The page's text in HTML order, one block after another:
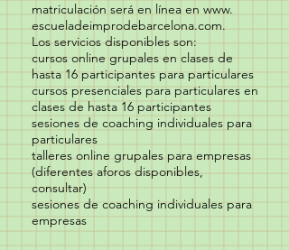
matriculación será en línea en www.
escueladeimprodebarcelona.com.
Los servicios disponibles son:
cursos online grupales en clases de
hasta 16 participantes para particulares
cursos presenciales para particulares en
clases de hasta 16 participantes
sesiones de coaching individuales para
particulares
talleres online grupales para empresas
(diferentes aforos disponibles,
consultar)
sesiones de coaching individuales para
empresas